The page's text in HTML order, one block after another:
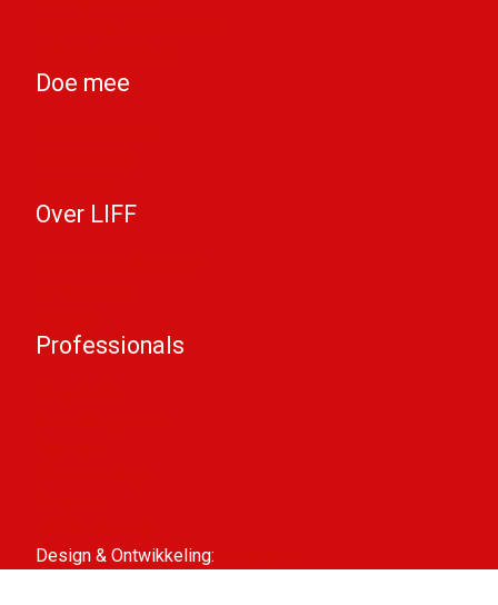
Doe mee
Over LIFF
Professionals
Design & Ontwikkeling: